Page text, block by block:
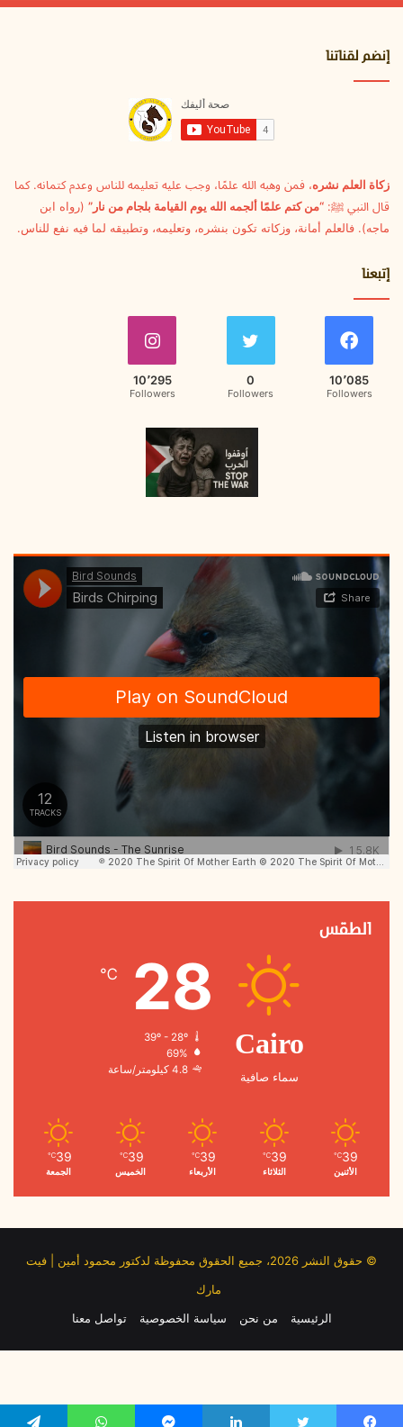
إنضم لقناتنا
زكاة العلم نشره، فمن وهبه الله علمًا، وجب عليه تعليمه للناس وعدم كتمانه. كما
قال النبي ﷺ: “من كتم علمًا ألجمه الله يوم القيامة بلجام من نار” (رواه ابن
ماجه). فالعلم أمانة، وزكاته تكون بنشره، وتعليمه، وتطبيقه لما فيه نفع للناس.
إتبعنا
10٬085
Followers
0
Followers
10٬295
Followers
الطقس
Cairo
سماء صافية
28
℃
39º - 28º
69%
4.8 كيلومتر/ساعة
39
℃
الأثنين
39
℃
الثلاثاء
39
℃
الأربعاء
39
℃
الخميس
39
℃
الجمعة
© حقوق النشر 2026، جميع الحقوق محفوظة لدكتور محمود أمين | فيت
مارك
الرئيسية
من نحن سياسة الخصوصية تواصل معنا